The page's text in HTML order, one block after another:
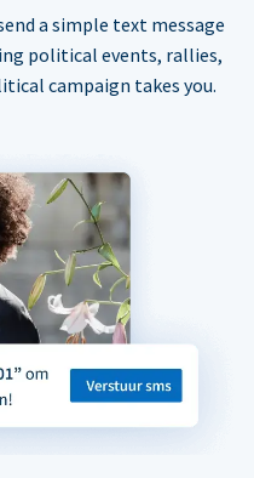
a simple text message
political events, rallies,
campaign takes you.